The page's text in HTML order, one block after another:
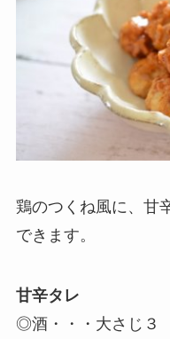
鶏のつくね風に、甘
できます。
甘辛タレ
◎酒・・・大さじ３